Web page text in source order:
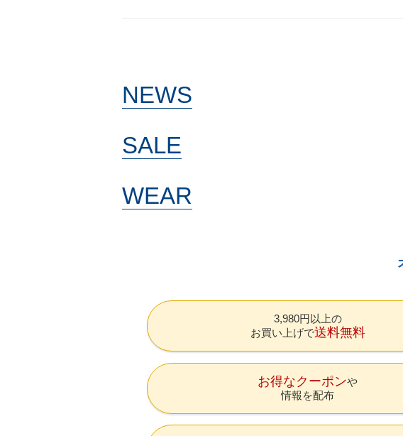
NEWS
SALE
WEAR
3,980円以上の
お買い上げで送料無料
お得なクーポン
情報を配布